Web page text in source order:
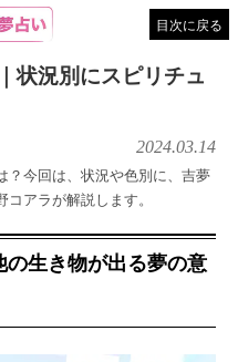
目次に戻る
状況別にスピリチュ
2024.03.14
？今回は、状況や色別に、吉夢
アラが解説します。
の生き物が出る夢の意